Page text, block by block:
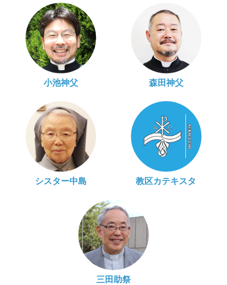
小池神父 森田神父
シスター中島 教区カテキスタ
三田助祭